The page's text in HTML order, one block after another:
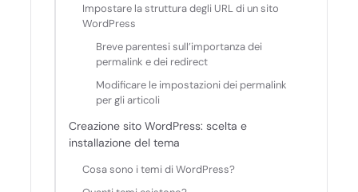
Impostare la struttura degli URL di un sito
WordPress
Breve parentesi sull’importanza dei
permalink e dei redirect
Modificare le impostazioni dei permalink
per gli articoli
Creazione sito WordPress: scelta e
installazione del tema
Cosa sono i temi di WordPress?